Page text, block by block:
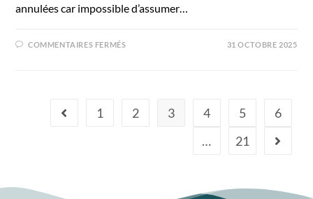
annulées car impossible d’assumer…
COMMENTAIRES FERMÉS 31 OCTOBRE 2025
1 2 3 4 5
6
…
21